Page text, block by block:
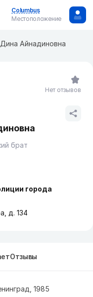
Columbus
Местоположение
Айнадиновна
брат
города
д. 134
Нет отзывов
Отзывы
1985